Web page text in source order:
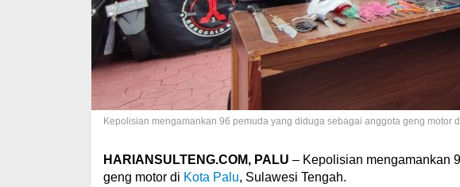
Kepolisian mengamankan 96 pemuda yang diduga sebagai anggota geng motor
HARIANSULTENG.COM, PALU – Kepolisian mengamankan
geng motor di Kota Palu, Sulawesi Tengah.